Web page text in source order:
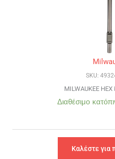
SKU:
MILWAUKEE
Διαθέσιμο
Καλέστε για